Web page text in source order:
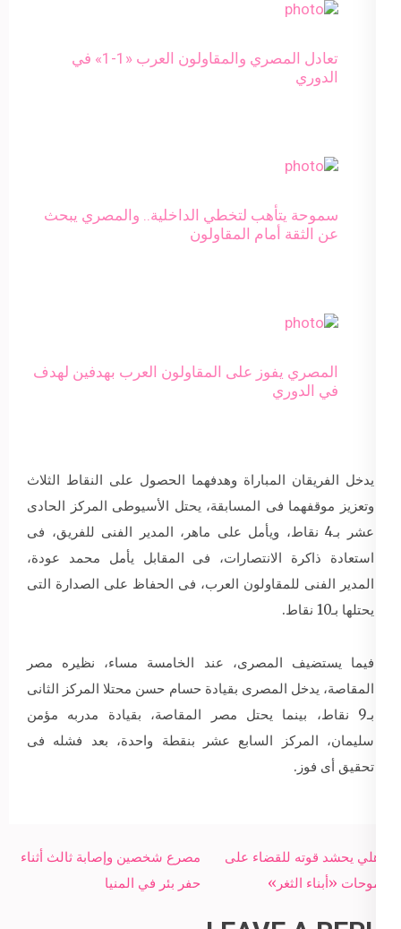
تعادل المصري والمقاولون العرب «1-1» في
الدوري
سموحة يتأهب لتخطي الداخلية.. والمصري يبحث
عن الثقة أمام المقاولون
المصري يفوز على المقاولون العرب بهدفين لهدف
في الدوري
يدخل الفريقان المباراة وهدفهما الحصول على النقاط الثلاث
وتعزيز موقفهما فى المسابقة، يحتل الأسيوطى المركز الحادى
عشر بـ4 نقاط، ويأمل على ماهر، المدير الفنى للفريق، فى
استعادة ذاكرة الانتصارات، فى المقابل يأمل محمد عودة،
المدير الفنى للمقاولون العرب، فى الحفاظ على الصدارة التى
يحتلها بـ10 نقاط.
فيما يستضيف المصرى، عند الخامسة مساء، نظيره مصر
المقاصة، يدخل المصرى بقيادة حسام حسن محتلا المركز الثانى
بـ9 نقاط، بينما يحتل مصر المقاصة، بقيادة مدربه مؤمن
سليمان، المركز السابع عشر بنقطة واحدة، بعد فشله فى
تحقيق أى فوز.
Post
navigation
مصرع شخصين وإصابة ثالث أثناء
حفر بئر في المنيا
الأهلي يحشد قوته للقضاء على
طموحات «أبناء الثغر»